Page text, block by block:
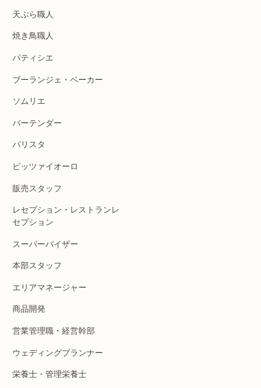
天ぷら職人
焼き鳥職人
パティシエ
ブーランジェ・ベーカー
ソムリエ
バーテンダー
バリスタ
ピッツァイオーロ
販売スタッフ
レセプション・レストランレ
セプション
スーパーバイザー
本部スタッフ
エリアマネージャー
商品開発
営業管理職・経営幹部
ウェディングプランナー
栄養士・管理栄養士